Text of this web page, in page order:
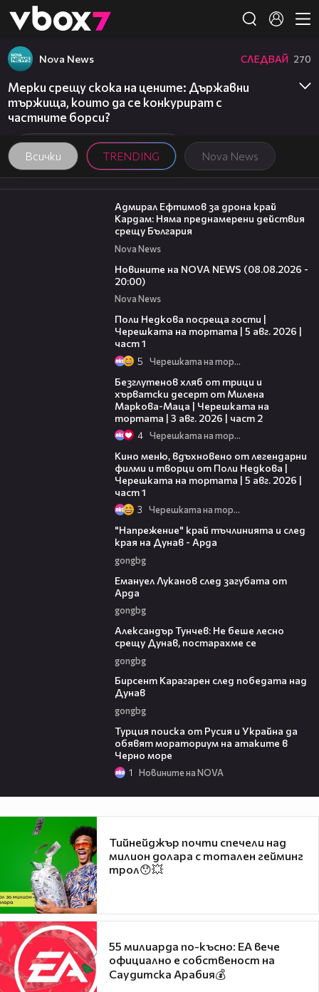
👾
Всички TRENDING Nova News
Nova News СЛЕДВАЙ 270
Мерки срещу скока на цените: Държавни
тържища, които да се конкурират с
частните борси?
01:48
Адмирал Ефтимов за дрона край
Кардам: Няма преднамерени действия
срещу България
Nova News
Новините на NOVA NEWS (08.08.2026 -
20:00)
Nova News
Поли Недкова посреща гости |
Черешката на тортата | 5 авг. 2026 |
част 1
5 Черешката на тортата
Безглутенов хляб от трици и
хърватски десерт от Милена
Маркова-Маца | Черешката на
тортата | 3 авг. 2026 | част 2
4 Черешката на тортата
Кино меню, вдъхновено от легендарни
филми и творци от Поли Недкова |
Черешката на тортата | 5 авг. 2026 |
част 1
3 Черешката на тортата
"Напрежение" край тъчлинията и след
края на Дунав - Арда
gongbg
Емануел Луканов след загубата от
Арда
gongbg
Александър Тунчев: Не беше лесно
срещу Дунав, постарахме се
gongbg
Бирсент Карагарен след победата над
Дунав
gongbg
Турция поиска от Русия и Украйна да
обявят мораториум на атаките в
Черно море
1 Новините на NOVA
Тийнейджър почти спечели над
милион долара с тотален гейминг
трол😯💥
55 милиарда по-късно: EA вече
официално е собственост на
Саудитска Арабия💰